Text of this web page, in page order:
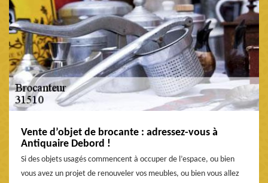
Vente d’objet de brocante : adressez-vous à
Antiquaire Debord !
Si des objets usagés commencent à occuper de l’espace, ou bien
vous avez un projet de renouveler vos meubles, ou bien vous allez